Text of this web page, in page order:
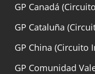
GP Canadá
GP Cataluña
GP China (Circuito
GP Comunidad